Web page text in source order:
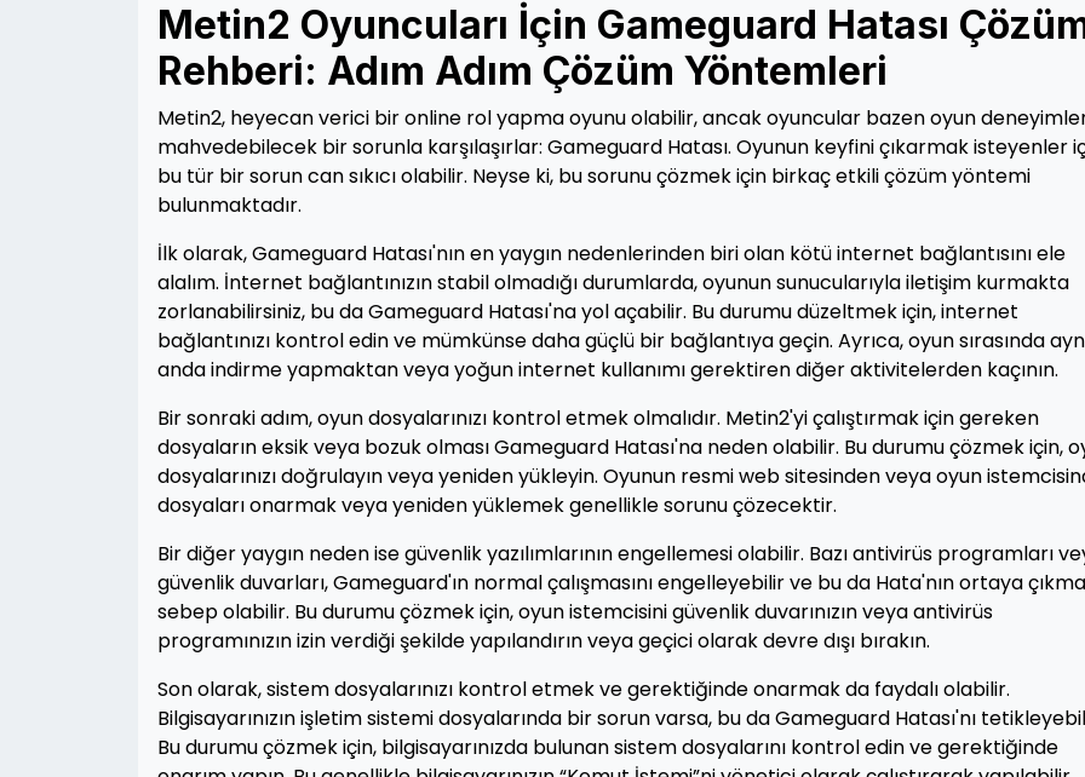
Metin2 Oyuncuları İçin Gameguard Hatası
Rehberi: Adım Adım Çözüm Yöntemleri
Metin2, heyecan verici bir online rol yapma oyunu olabilir, ancak oyuncular bazen oyun
mahvedebilecek bir sorunla karşılaşırlar: Gameguard Hatası. Oyunun keyfini çıkarmak isteyenler
bu tür bir sorun can sıkıcı olabilir. Neyse ki, bu sorunu çözmek için birkaç etkili çözüm yöntemi
bulunmaktadır.
İlk olarak, Gameguard Hatası'nın en yaygın nedenlerinden biri olan kötü internet bağlantısını ele
alalım. İnternet bağlantınızın stabil olmadığı durumlarda, oyunun sunucularıyla iletişim kurmakta
zorlanabilirsiniz, bu da Gameguard Hatası'na yol açabilir. Bu durumu düzeltmek için, internet
bağlantınızı kontrol edin ve mümkünse daha güçlü bir bağlantıya geçin. Ayrıca, oyun sırasında
anda indirme yapmaktan veya yoğun internet kullanımı gerektiren diğer aktivitelerden kaçının.
Bir sonraki adım, oyun dosyalarınızı kontrol etmek olmalıdır. Metin2'yi çalıştırmak için gereken
dosyaların eksik veya bozuk olması Gameguard Hatası'na neden olabilir. Bu durumu çözmek için,
dosyalarınızı doğrulayın veya yeniden yükleyin. Oyunun resmi web sitesinden veya oyun
dosyaları onarmak veya yeniden yüklemek genellikle sorunu çözecektir.
Bir diğer yaygın neden ise güvenlik yazılımlarının engellemesi olabilir. Bazı antivirüs programları
güvenlik duvarları, Gameguard'ın normal çalışmasını engelleyebilir ve bu da Hata'nın ortaya
sebep olabilir. Bu durumu çözmek için, oyun istemcisini güvenlik duvarınızın veya antivirüs
programınızın izin verdiği şekilde yapılandırın veya geçici olarak devre dışı bırakın.
Son olarak, sistem dosyalarınızı kontrol etmek ve gerektiğinde onarmak da faydalı olabilir.
Bilgisayarınızın işletim sistemi dosyalarında bir sorun varsa, bu da Gameguard Hatası'nı
Bu durumu çözmek için, bilgisayarınızda bulunan sistem dosyalarını kontrol edin ve gerektiğinde